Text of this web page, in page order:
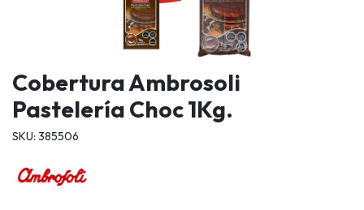
Cobertura Ambrosoli
Pastelería Choc 1Kg.
SKU: 385506